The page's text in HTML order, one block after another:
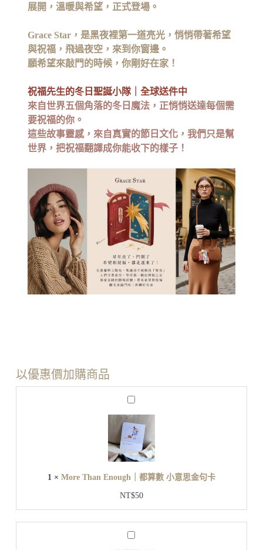
展開，溫暖與希望，正式登場。
Grace Star，是黑夜裡第一道亮光，悄悄帶著希望
與祝福，飛過夜空，來到你窗邊。
願希望來敲門的時候，你剛好在家！
祝福先生的冬日聖誕小隊｜全球送件中
來自世界五個角落的冬日魔法，正悄悄送達每個需
要祝福的你。
這些故事靈感，來自真實的節日文化，我們只是幫
世界，把祝福翻譯成你能收下的樣子！
以優惠價加購商品
M
r
T
h
a
E
n
o
u
g
h
1× More Than Enough｜都算數 小意思金句卡
NT$50
J